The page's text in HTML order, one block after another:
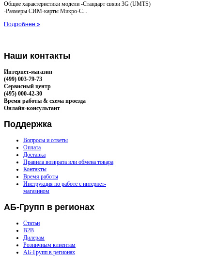
Общие характеристики модели -Стандарт связи 3G (UMTS)
-Размеры СИМ-карты Микро-С...
Подробнее »
Наши контакты
Интернет-магазин
(499) 003-79-73
Сервисный центр
(495) 000-42-30
Время работы & схема проезда
Онлайн-консультант
Поддержка
Вопросы и ответы
Оплата
Доставка
Правила возврата или обмена товара
Контакты
Время работы
Инструкция по работе с интернет-
магазином
АБ-Групп в регионах
Статьи
B2B
Дилерам
Розничным клиентам
АБ-Групп в регионах